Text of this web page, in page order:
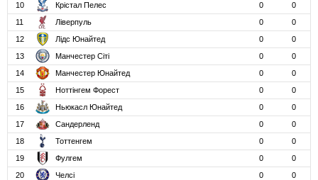
10
Крістал Пелес 0
0
11
Ліверпуль 0
0
12
Лідс Юнайтед 0
0
13
Манчестер Сіті 0
0
14
Манчестер Юнайтед 0
0
15
Ноттінгем Форест 0
0
16
Ньюкасл Юнайтед 0
0
17
Сандерленд 0
0
18
Тоттенгем 0
0
19
Фулгем 0
0
20
Челсі 0 0